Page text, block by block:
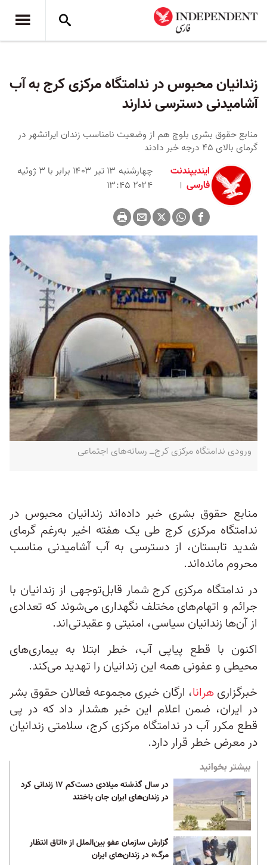
زندانیان محبوس در ندامتگاه مرکزی کرج به آب
آشامیدنی دسترسی ندارند
منابع حقوق بشری بلوچ هم از وضعیت نامناسب زندان ایرانشهر در
گرمای بالای ۴۵ درجه خبر دادند
ایندیپندنت
فارسی
چهارشنبه ۱۳ تیر ۱۴۰۳ برابر با ۳ ژوئیه
۲۰۲۴ ۱۳:۴۵
ورودی ندامتگاه مرکزی کرج‌ــ رسانه‌های اجتماعی
منابع حقوق بشری خبر داده‌اند زندانیان محبوس در
ندامتگاه مرکزی کرج طی یک هفته اخیر به‌رغم گرمای
شدید تابستان، از دسترسی به آب آشامیدنی مناسب
محروم مانده‌اند.
در ندامتگاه مرکزی کرج شمار قابل‌توجهی از زندانیان با
جرائم و اتهام‌های مختلف نگهداری می‌شوند که تعدادی
از آن‌ها زندانیان سیاسی، امنیتی و عقیدتی‌اند.
اکنون با قطع پیاپی آب، خطر ابتلا به بیماری‌های
محیطی و عفونی همه این زندانیان را تهدید می‌کند.
خبرگزاریهرانا، ارگان خبری مجموعه فعالان حقوق بشر
در ایران، ضمن اعلام این خبر هشدار داد که در پی
قطع مکرر آب در ندامتگاه مرکزی کرج، سلامتی زندانیان
در معرض خطر قرار دارد.
بیشتر بخوانید
در‌ سال گذشته میلادی دست‌کم ۱۷ زندانی کرد
در زندان‌های ایران جان باختند
گزارش سازمان عفو بین‌الملل از «اتاق انتظار
مرگ» در زندان‌های ایران